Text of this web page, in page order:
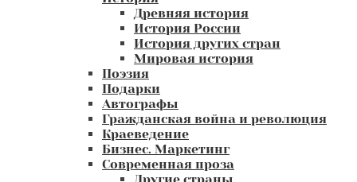
Древняя история
История России
История других стран
Мировая история
Поэзия
Подарки
Автографы
Гражданская война и революция
Краеведение
Бизнес. Маркетинг
Современная проза